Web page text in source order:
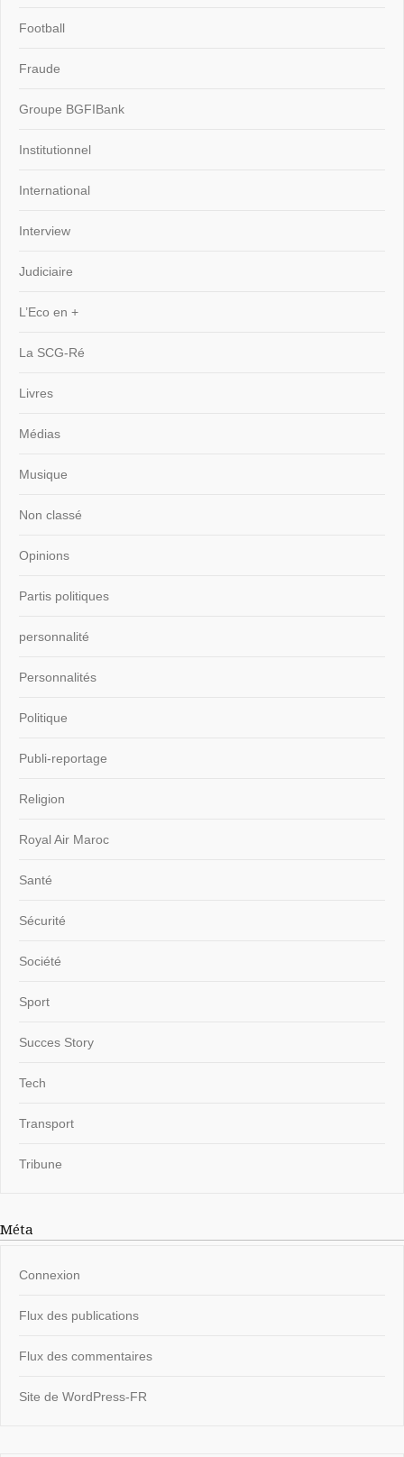
Football
Fraude
Groupe BGFIBank
Institutionnel
International
Interview
Judiciaire
L’Eco en +
La SCG-Ré
Livres
Médias
Musique
Non classé
Opinions
Partis politiques
personnalité
Personnalités
Politique
Publi-reportage
Religion
Royal Air Maroc
Santé
Sécurité
Société
Sport
Succes Story
Tech
Transport
Tribune
Méta
Connexion
Flux des publications
Flux des commentaires
Site de WordPress-FR